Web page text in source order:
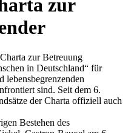
zur
zur Betreuung
in Deutschland“ für
lebensbegrenzenden
sind. Seit dem 6.
der Charta offiziell auch
Bestehen des